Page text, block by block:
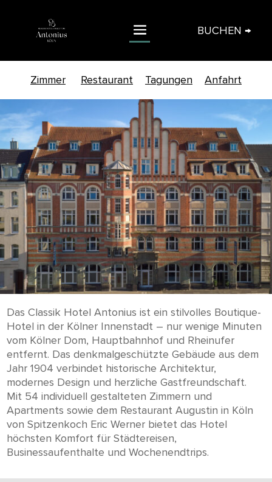
BUCHEN →
Zimmer Restaurant Tagungen Anfahrt
Das Classik Hotel Antonius ist ein stilvolles Boutique-
Hotel in der Kölner Innenstadt – nur wenige Minuten
vom Kölner Dom, Hauptbahnhof und Rheinufer
entfernt. Das denkmalgeschützte Gebäude aus dem
Jahr 1904 verbindet historische Architektur,
modernes Design und herzliche Gastfreundschaft.
Mit 54 individuell gestalteten Zimmern und
Apartments sowie dem Restaurant Augustin in Köln
von Spitzenkoch Eric Werner bietet das Hotel
höchsten Komfort für Städtereisen,
Businessaufenthalte und Wochenendtrips.